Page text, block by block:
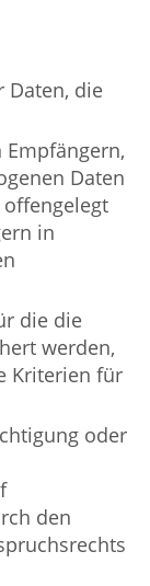
Daten, die
Daten
in
die die
werden,
Kriterien für
oder
den